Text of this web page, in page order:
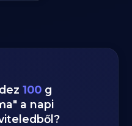
100 g
" a napi